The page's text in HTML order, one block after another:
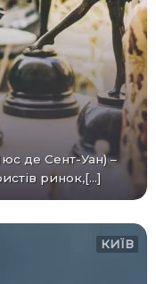
ринок,[...]
КИЇВ